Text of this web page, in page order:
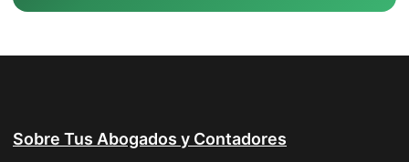
Sobre Tus Abogados y Contadores